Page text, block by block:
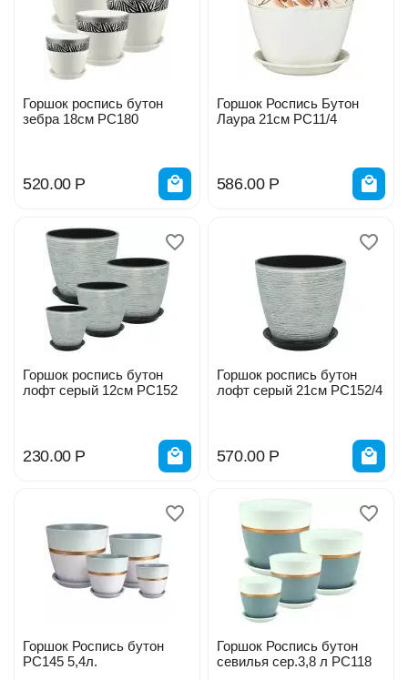
Горшок роспись бутон
зебра 18см РС180
520.00 Р
Горшок Роспись Бутон
Лаура 21см РС11/4
586.00 Р
Горшок роспись бутон
лофт серый 12см РС152
230.00 Р
Горшок роспись бутон
лофт серый 21см РС152/4
570.00 Р
Горшок Роспись бутон
РС145 5,4л.
Горшок Роспись бутон
севилья сер.3,8 л РС118